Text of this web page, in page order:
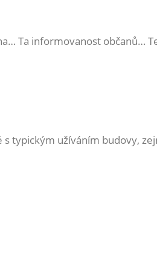
Ta informovanost občanů…
typickým užíváním budovy,